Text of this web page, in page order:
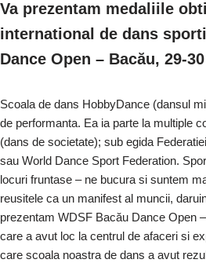
o
k
p
Va prezentam medaliile
international de dans
Dance Open – Bacău, 29-
Scoala de dans HobbyDance (dansul
de performanta. Ea ia parte la multiple
(dans de societate); sub egida
sau World Dance Sport Federation.
locuri fruntase – ne bucura si suntem
reusitele ca un manifest al muncii,
prezentam WDSF Bacău Dance Open
care a avut loc la centrul de afaceri si
care scoala noastra de dans a avut